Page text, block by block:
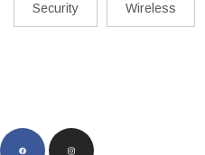
Security Wireless